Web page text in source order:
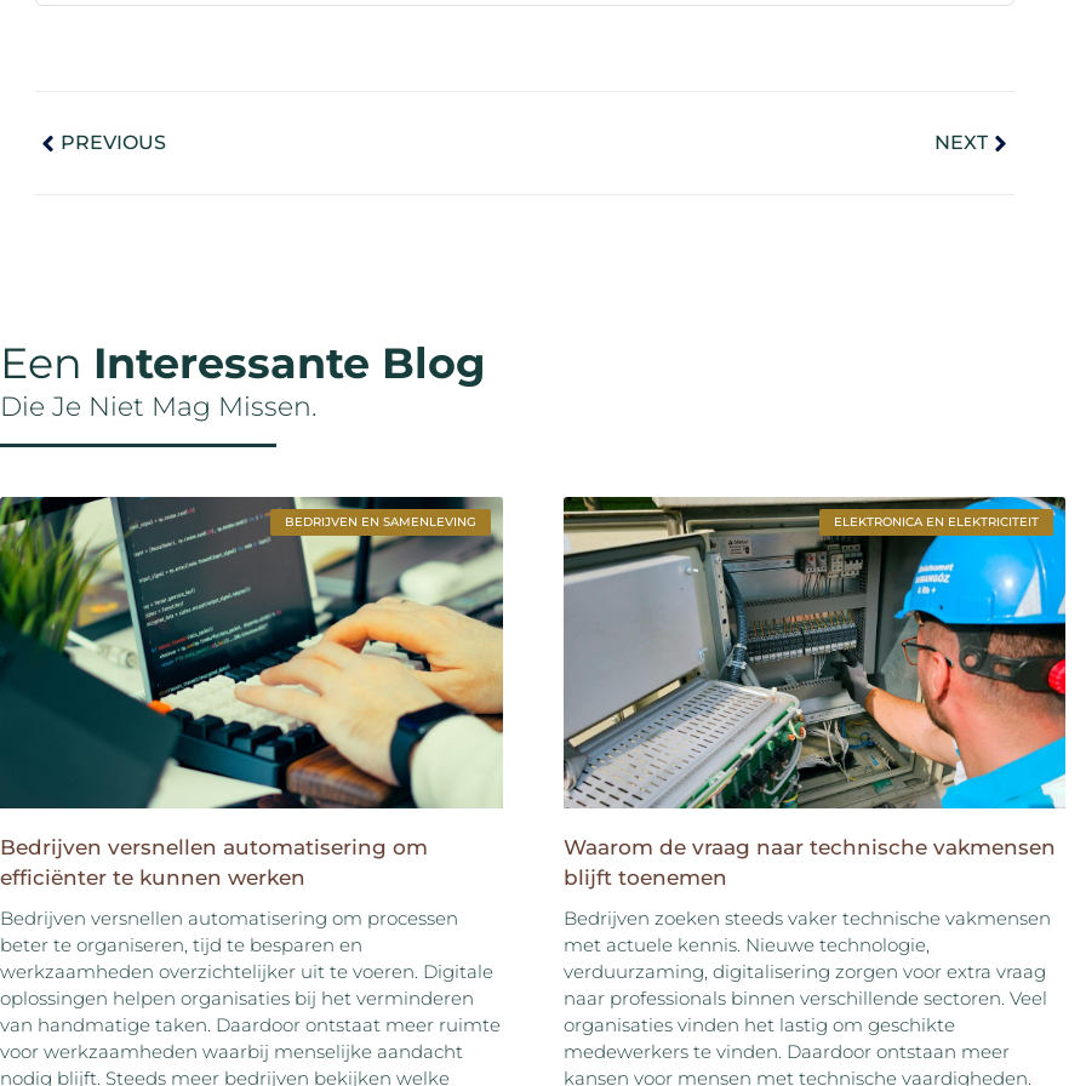
PREVIOUS NEXT
Een Interessante Blog
Die Je Niet Mag Missen.
BEDRIJVEN EN SAMENLEVING
Bedrijven versnellen automatisering om
efficiënter te kunnen werken
Bedrijven versnellen automatisering om processen
beter te organiseren, tijd te besparen en
werkzaamheden overzichtelijker uit te voeren. Digitale
oplossingen helpen organisaties bij het verminderen
van handmatige taken. Daardoor ontstaat meer ruimte
voor werkzaamheden waarbij menselijke aandacht
nodig blijft. Steeds meer bedrijven bekijken welke
ELEKTRONICA EN ELEKTRICITEIT
Waarom de vraag naar technische vakmensen
blijft toenemen
Bedrijven zoeken steeds vaker technische vakmensen
met actuele kennis. Nieuwe technologie,
verduurzaming, digitalisering zorgen voor extra vraag
naar professionals binnen verschillende sectoren. Veel
organisaties vinden het lastig om geschikte
medewerkers te vinden. Daardoor ontstaan meer
kansen voor mensen met technische vaardigheden.